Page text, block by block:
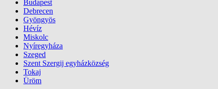
Budapest
Debrecen
Gyöngyös
Hévíz
Miskolc
Nyíregyháza
Szeged
Szent Szergij egyházközség
Tokaj
Üröm